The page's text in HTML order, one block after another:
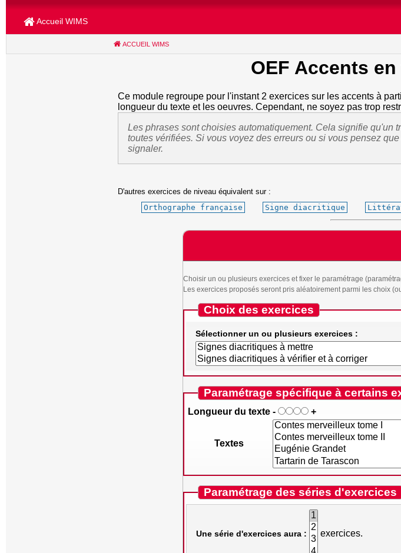
Accueil WIMS
ACCUEIL WIMS
OEF Accents
Ce module regroupe pour l'instant 2 exercices sur les accents à
longueur du texte et les oeuvres. Cependant, ne soyez pas trop
Les phrases sont choisies automatiquement. Cela signifie qu'un
toutes vérifiées. Si vous voyez des erreurs ou si vous pensez
signaler.
D'autres exercices de niveau équivalent sur :
Orthographe française
Signe diacritique
Choisir un ou plusieurs exercices et fixer le paramétrage
Les exercices proposés seront pris aléatoirement parmi les choix
Choix des exercices
Sélectionner un ou plusieurs exercices :
Paramétrage spécifique à certains
Longueur du texte - +
Textes
Paramétrage des séries d'exercices
Une série d'exercices aura : exercices.